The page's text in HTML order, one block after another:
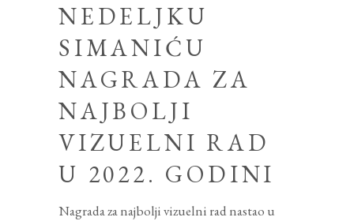
NEDELJKU
SIMANIĆU
NAGRADA ZA
NAJBOLJI
VIZUELNI RAD
U 2022. GODINI
Nagrada za najbolji vizuelni rad nastao u